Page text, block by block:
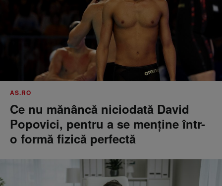
AS.RO
Ce nu mănâncă niciodată David
Popovici, pentru a se menţine într-
o formă fizică perfectă